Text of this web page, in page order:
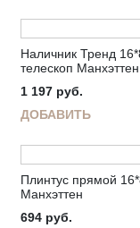
Наличник Тренд
телескоп Манхэттен
1 197 руб.
ДОБАВИТЬ
Плинтус прямой
Манхэттен
694 руб.